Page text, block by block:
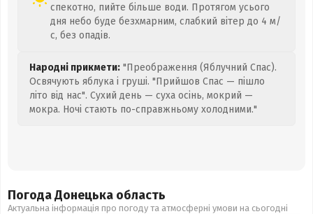
спекотно, пийте більше води. Протягом усього
дня небо буде безхмарним, слабкий вітер до 4 м/
с, без опадів.
Народні прикмети: "Преображення (Яблучний Спас).
Освячують яблука і груші. "Прийшов Спас — пішло
літо від нас". Сухий день — суха осінь, мокрий —
мокра. Ночі стають по-справжньому холодними."
Погода Донецька область
Актуальна інформація про погоду та атмосферні умови на сьогодні